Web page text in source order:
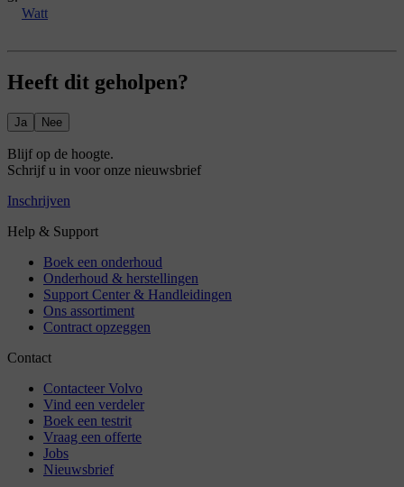
Watt
Heeft dit geholpen?
Ja Nee